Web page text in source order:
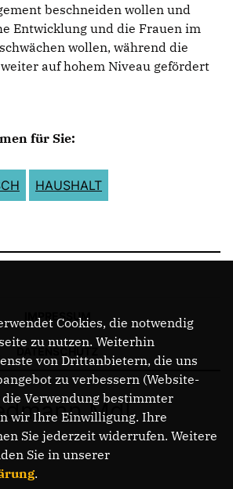
beschneiden wollen und
Entwicklung und die Frauen im
wollen, während die
auf hohem Niveau gefördert
für Sie:
HAUSHALT
IMPRESSUM
MdL
Cookies, die notwendig
zu nutzen. Weiterhin
von Drittanbietern, die uns
zu verbessern (Website-
Verwendung bestimmter
wir Ihre Einwilligung. Ihre
Sie jederzeit widerrufen. Weitere
Sie in unserer
.